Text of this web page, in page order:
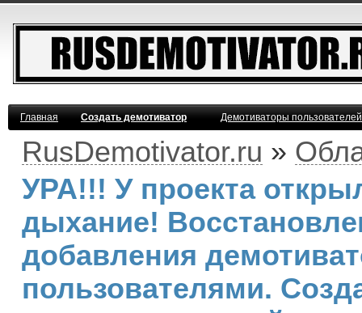
Главная Создать демотиватор Демотиваторы
RusDemotivator.ru »
УРА!!! У проекта
дыхание!
добавления
пользователями.